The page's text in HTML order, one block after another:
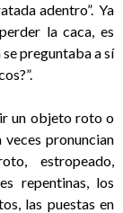
adentro”. Ya
la caca, es
preguntaba a sí
un objeto roto o
pronuncian
estropeado,
repentinas, los
las puestas en